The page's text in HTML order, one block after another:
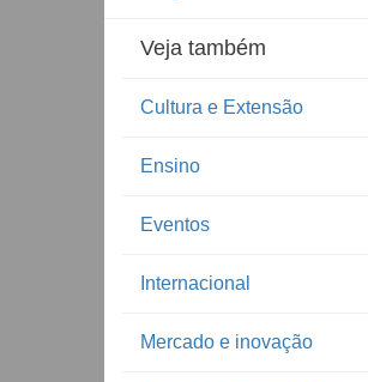
Veja também
Cultura e Extensão
Ensino
Eventos
Internacional
Mercado e inovação